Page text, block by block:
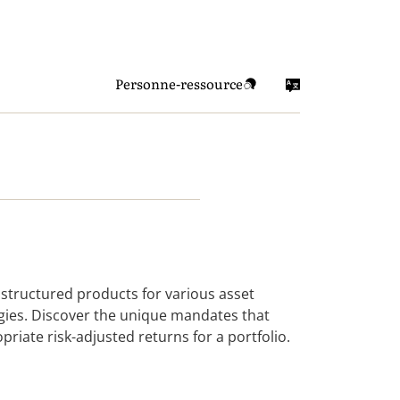
Personne-ressource
products for various asset
Discover the unique mandates that
risk-adjusted returns for a portfolio.